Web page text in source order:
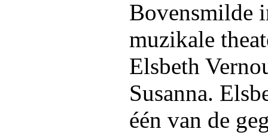
Bovensmilde
muzikale
Elsbeth
Susanna.
één van de